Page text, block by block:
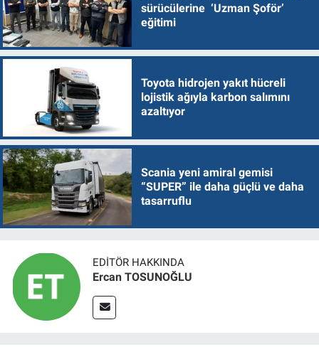
sürücülerine ‘Uzman Şoför’
eğitimi
Toyota hidrojen yakıt hücreli
lojistik ağıyla karbon salımını
azaltıyor
Scania yeni amiral gemisi
“SUPER” ile daha güçlü ve daha
tasarruflu
EDITÖR HAKKINDA
Ercan TOSUNOĞLU